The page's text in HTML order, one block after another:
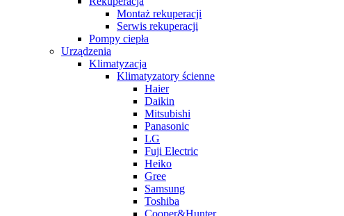
Montaż rekuperacji
Serwis rekuperacji
Pompy ciepła
Urządzenia
Klimatyzacja
Klimatyzatory ścienne
Haier
Daikin
Mitsubishi
Panasonic
LG
Fuji Electric
Heiko
Gree
Samsung
Toshiba